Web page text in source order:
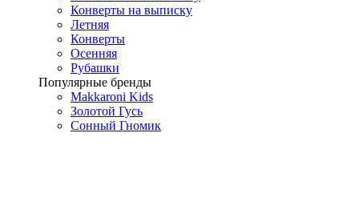
Конверты на выписку
Летняя
Конверты
Осенняя
Рубашки
Популярные бренды
Makkaroni Kids
Золотой Гусь
Сонный Гномик